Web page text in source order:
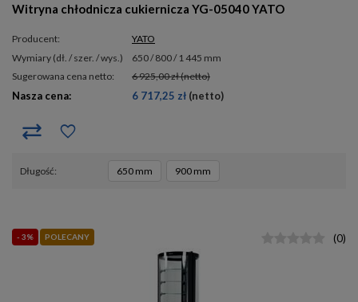
Witryna chłodnicza cukiernicza YG-05040 YATO
Producent:
YATO
wymiary (dł. / szer. / wys.)
650 / 800 / 1 445 mm
Sugerowana cena netto:
6 925,00 zł(netto)
Nasza cena: 6 717,25 zł (netto)
długość 650 mm 900 mm
- 3% POLECANY (0)